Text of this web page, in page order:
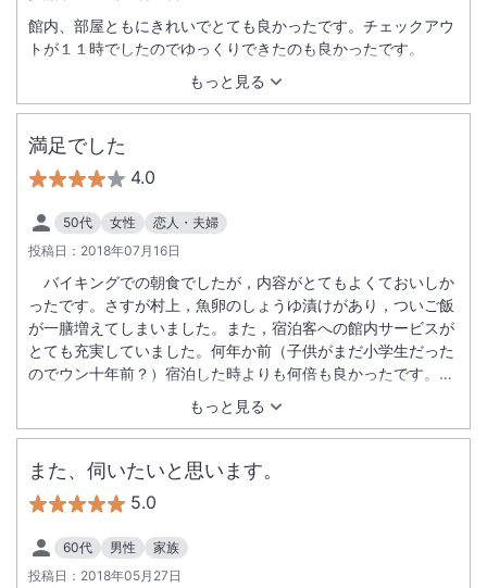
もっと見る
館内、部屋ともにきれいでとても良かったです。チェックアウ
トが１１時でしたのでゆっくりできたのも良かったです。
満足でした
4.0
50代 女性
恋人・夫婦
投稿日： 2018年07月16日
もっと見る
バイキングでの朝食でしたが，内容がとてもよくておいしか
ったです。さすが村上，魚卵のしょうゆ漬けがあり，ついご飯
が一膳増えてしまいました。また，宿泊客への館内サービスが
とても充実していました。何年か前（子供がまだ小学生だった
のでウン十年前？）宿泊した時よりも何倍も良かったです。朝
４時半頃大展望の露天風呂に入りましたが，山から登る太陽が
また、伺いたいと思います。
5.0
60代 男性
家族
投稿日： 2018年05月27日